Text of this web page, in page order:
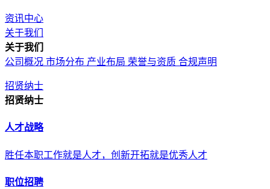
资讯中心
关于我们
关于我们
公司概况 市场分布 产业布局 荣誉与资质 合规声明
招贤纳士
招贤纳士
人才战略
胜任本职工作就是人才，创新开拓就是优秀人才
职位招聘